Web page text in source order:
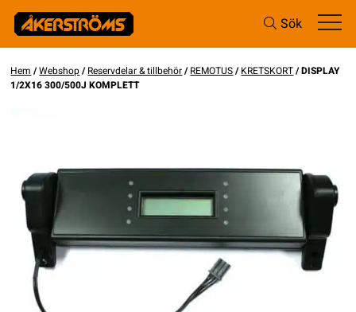
Sök
Hem /Webshop/Reservdelar & tillbehör/REMOTUS/KRETSKORT/ DISPLAY
1/2X16 300/500J KOMPLETT